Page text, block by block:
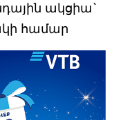
ակցիա`
համար